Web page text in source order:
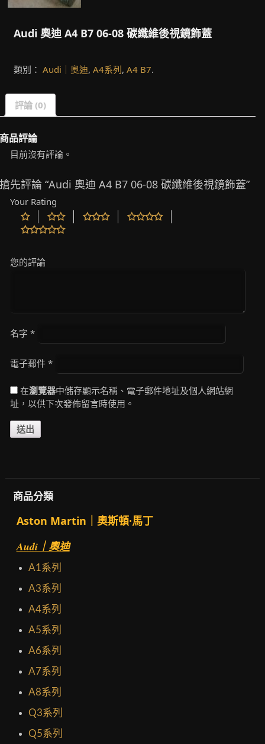
Audi 奧迪 A4 B7 06-08 碳纖維後視鏡飾蓋
類別： Audi｜奧迪, A4系列, A4 B7.
評論 (0)
品評論
目前沒有評論。
先評論 “Audi 奧迪 A4 B7 06-08 碳纖維後視鏡飾蓋”
Your Rating
您的評論
名字 *
電子郵件 *
在瀏覽器中儲存顯示名稱、電子郵件地址及個人網站網
址，以供下次發佈留言時使用。
商品分類
Aston Martin｜奧斯頓·馬丁
Audi｜奧迪
A1系列
A3系列
A4系列
A5系列
A6系列
A7系列
A8系列
Q3系列
Q5系列